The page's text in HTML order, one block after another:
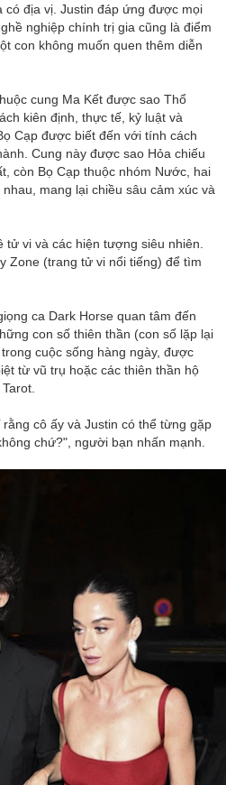
có địa vị. Justin đáp ứng được mọi
nghiệp chính trị gia cũng là điểm
con không muốn quen thêm diễn
cung Ma Kết được sao Thổ
kiên định, thực tế, kỷ luật và
Cạp được biết đến với tính cách
Cung này được sao Hỏa chiếu
còn Bọ Cạp thuộc nhóm Nước, hai
mang lại chiều sâu cảm xúc và
tử vi và các hiện tượng siêu nhiên.
Zone (trang tử vi nổi tiếng) để tìm
ca Dark Horse quan tâm đến
con số thiên thần (con số lặp lại
cuộc sống hàng ngày, được
từ vũ trụ hoặc các thiên thần hộ
cô ấy và Justin có thể từng gặp
chứ?", người bạn nhấn mạnh.